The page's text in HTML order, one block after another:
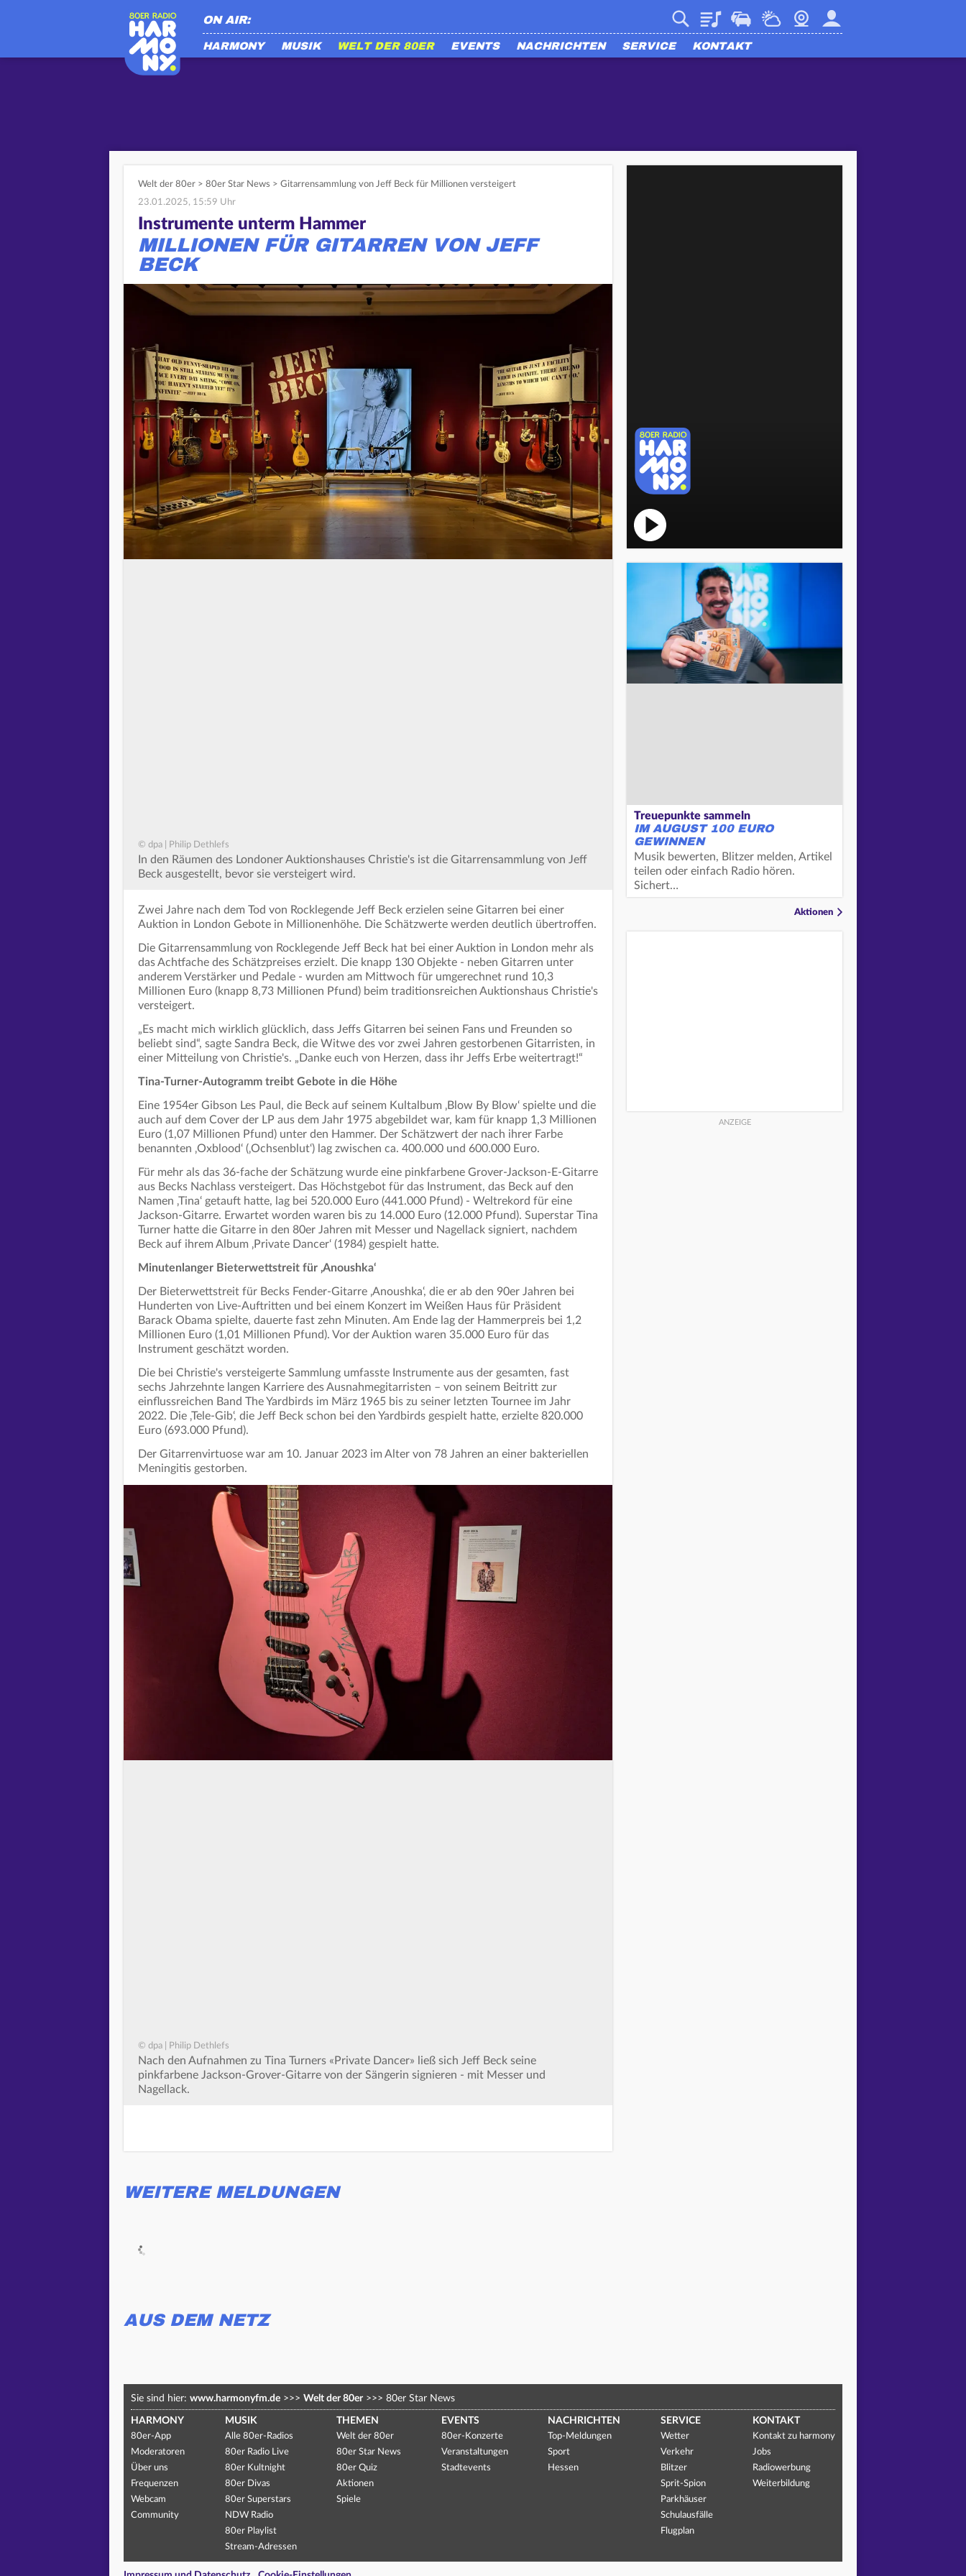
ON AIR: PlaylistVerkehrWetterWebcamMein harmony
HARMONY MUSIK WELT DER 80ER EVENTS NACHRICHTEN SERVICE KONTAKT
Welt der 80er > 80er Star News > Gitarrensammlung von Jeff Beck für Millionen versteigert
23.01.2025, 15:59 Uhr
Instrumente unterm Hammer
MILLIONEN FÜR GITARREN VON JEFF
BECK
© dpa | Philip Dethlefs
In den Räumen des Londoner Auktionshauses Christie's ist die Gitarrensammlung von Jeff
Beck ausgestellt, bevor sie versteigert wird.
Zwei Jahre nach dem Tod von Rocklegende Jeff Beck erzielen seine Gitarren bei einer
Auktion in London Gebote in Millionenhöhe. Die Schätzwerte werden deutlich übertroffen.
Die Gitarrensammlung von Rocklegende Jeff Beck hat bei einer Auktion in London mehr als
das Achtfache des Schätzpreises erzielt. Die knapp 130 Objekte - neben Gitarren unter
anderem Verstärker und Pedale - wurden am Mittwoch für umgerechnet rund 10,3
Millionen Euro (knapp 8,73 Millionen Pfund) beim traditionsreichen Auktionshaus Christie's
versteigert.
„Es macht mich wirklich glücklich, dass Jeffs Gitarren bei seinen Fans und Freunden so
beliebt sind“, sagte Sandra Beck, die Witwe des vor zwei Jahren gestorbenen Gitarristen, in
einer Mitteilung von Christie's. „Danke euch von Herzen, dass ihr Jeffs Erbe weitertragt!“
Tina-Turner-Autogramm treibt Gebote in die Höhe
Eine 1954er Gibson Les Paul, die Beck auf seinem Kultalbum ‚Blow By Blow‘ spielte und die
auch auf dem Cover der LP aus dem Jahr 1975 abgebildet war, kam für knapp 1,3 Millionen
Euro (1,07 Millionen Pfund) unter den Hammer. Der Schätzwert der nach ihrer Farbe
benannten ‚Oxblood‘ (‚Ochsenblut‘) lag zwischen ca. 400.000 und 600.000 Euro.
Für mehr als das 36-fache der Schätzung wurde eine pinkfarbene Grover-Jackson-E-Gitarre
aus Becks Nachlass versteigert. Das Höchstgebot für das Instrument, das Beck auf den
Namen ‚Tina‘ getauft hatte, lag bei 520.000 Euro (441.000 Pfund) - Weltrekord für eine
Jackson-Gitarre. Erwartet worden waren bis zu 14.000 Euro (12.000 Pfund). Superstar Tina
Turner hatte die Gitarre in den 80er Jahren mit Messer und Nagellack signiert, nachdem
Beck auf ihrem Album ‚Private Dancer‘ (1984) gespielt hatte.
Minutenlanger Bieterwettstreit für ‚Anoushka‘
Der Bieterwettstreit für Becks Fender-Gitarre ‚Anoushka‘, die er ab den 90er Jahren bei
Hunderten von Live-Auftritten und bei einem Konzert im Weißen Haus für Präsident
Barack Obama spielte, dauerte fast zehn Minuten. Am Ende lag der Hammerpreis bei 1,2
Millionen Euro (1,01 Millionen Pfund). Vor der Auktion waren 35.000 Euro für das
Instrument geschätzt worden.
Die bei Christie's versteigerte Sammlung umfasste Instrumente aus der gesamten, fast
sechs Jahrzehnte langen Karriere des Ausnahmegitarristen – von seinem Beitritt zur
einflussreichen Band The Yardbirds im März 1965 bis zu seiner letzten Tournee im Jahr
2022. Die ‚Tele-Gib‘, die Jeff Beck schon bei den Yardbirds gespielt hatte, erzielte 820.000
Euro (693.000 Pfund).
Der Gitarrenvirtuose war am 10. Januar 2023 im Alter von 78 Jahren an einer bakteriellen
Meningitis gestorben.
© dpa | Philip Dethlefs
Nach den Aufnahmen zu Tina Turners «Private Dancer» ließ sich Jeff Beck seine
pinkfarbene Jackson-Grover-Gitarre von der Sängerin signieren - mit Messer und
Nagellack.
Treuepunkte sammeln
IM AUGUST 100 EURO
GEWINNEN
Musik bewerten, Blitzer melden, Artikel
teilen oder einfach Radio hören.
Sichert…
Aktionen
WEITERE MELDUNGEN
AUS DEM NETZ
Sie sind hier: www.harmonyfm.de >>> Welt der 80er >>> 80er Star News
HARMONY
80er-App
Moderatoren
Über uns
Frequenzen
Webcam
Community
MUSIK
Alle 80er-Radios
80er Radio Live
80er Kultnight
80er Divas
80er Superstars
NDW Radio
80er Playlist
Stream-Adressen
THEMEN
Welt der 80er
80er Star News
80er Quiz
Aktionen
Spiele
EVENTS
80er-Konzerte
Veranstaltungen
Stadtevents
NACHRICHTEN
Top-Meldungen
Sport
Hessen
SERVICE
Wetter
Verkehr
Blitzer
Sprit-Spion
Parkhäuser
Schulausfälle
Flugplan
KONTAKT
Kontakt zu harmony
Jobs
Radiowerbung
Weiterbildung